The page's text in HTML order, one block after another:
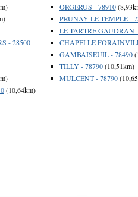
- 28500
(10,64km)
ORGERUS - 78910
PRUNAY LE TEMPLE -
LE TARTRE GAUDRAN
CHAPELLE
GAMBAISEUIL - 78490
TILLY - 78790(10,51km)
MULCENT - 78790